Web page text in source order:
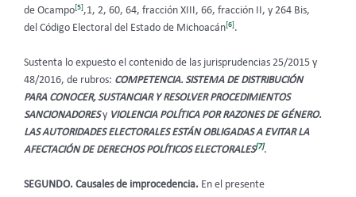
de Ocampo[5],1, 2, 60, 64, fracción XIII, 66, fracción II, y 264 Bis,
del Código Electoral del Estado de Michoacán[6].
Sustenta lo expuesto el contenido de las jurisprudencias 25/2015 y
48/2016, de rubros: COMPETENCIA. SISTEMA DE DISTRIBUCIÓN
PARA CONOCER, SUSTANCIAR Y RESOLVER PROCEDIMIENTOS
SANCIONADORESy VIOLENCIA POLÍTICA POR RAZONES DE GÉNERO.
LAS AUTORIDADES ELECTORALES ESTÁN OBLIGADAS A EVITAR LA
AFECTACIÓN DE DERECHOS POLÍTICOS ELECTORALES[7].
SEGUNDO. Causales de improcedencia. En el presente